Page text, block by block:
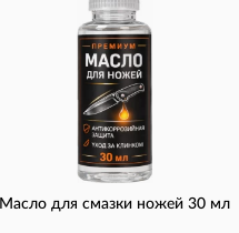
Масло для смазки ножей 30 мл